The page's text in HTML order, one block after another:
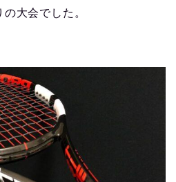
大会でした。